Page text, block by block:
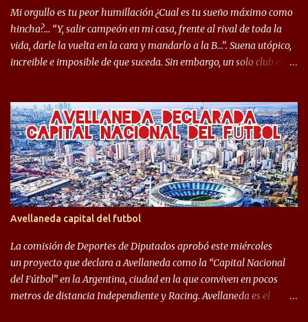
Seleccionado Argentino, rendimiento que aún no ha logrado
mostrar en Independiente. En e...
Mi orgullo es tu peor humillación ¿Cual es tu sueño máximo como
hincha?… “Y, salir campeón en mi casa, frente al rival de toda la
vida, darle la vuelta en la cara y mandarlo a la B…”. Suena utópico,
increible e imposible de que suceda. Sin embargo, un solo club en el
campeonato del '83 año consagratorio para el Rojo y, por el otro, el
haber mandado al descenso a su eterno rival. 22 de diciembre de
1983 es una fecha que pocos hinchas de Independiente pueden
dejar en el olvido. Es que ese día, el "Rojo" derrotó a Racing por 2 a
0, se consagró campeón y, además, mandó al descenso a su eterno
rival. El clásico de Avellaneda marcó el epílogo del campeonato,
algo totalmente inusual para estas épocas, donde la violencia no
permite encuentros de riesgo sobre el final de los torneos. En la
década del ochenta y con una democracia flo...
Avellaneda capital del futbol
La comisión de Deportes de Diputados aprobó este miércoles
un proyecto que declara a Avellaneda como la “Capital Nacional
del Fútbol” en la Argentina, ciudad en la que conviven en pocos
metros de distancia Independiente y Racing. Avellaneda es el